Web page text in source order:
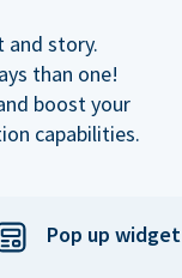
and story.
than one!
boost your
capabilities.
Pop up widget